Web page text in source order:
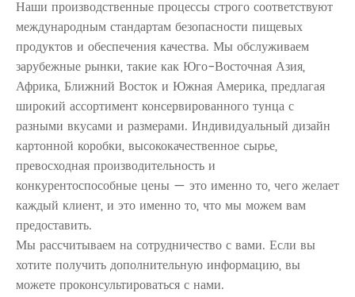
Наши производственные процессы строго соответствуют
международным стандартам безопасности пищевых
продуктов и обеспечения качества. Мы обслуживаем
зарубежные рынки, такие как Юго-Восточная Азия,
Африка, Ближний Восток и Южная Америка, предлагая
широкий ассортимент консервированного тунца с
разными вкусами и размерами. Индивидуальный дизайн
картонной коробки, высококачественное сырье,
превосходная производительность и
конкурентоспособные цены — это именно то, чего желает
каждый клиент, и это именно то, что мы можем вам
предоставить.
Мы рассчитываем на сотрудничество с вами. Если вы
хотите получить дополнительную информацию, вы
можете проконсультироваться с нами.